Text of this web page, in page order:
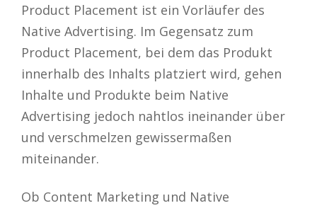
Product Placement ist ein Vorläufer des
Native Advertising. Im Gegensatz zum
Product Placement, bei dem das Produkt
innerhalb des Inhalts platziert wird, gehen
Inhalte und Produkte beim Native
Advertising jedoch nahtlos ineinander über
und verschmelzen gewissermaßen
miteinander.
Ob Content Marketing und Native